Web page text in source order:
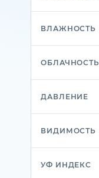
ВЛАЖНОСТЬ
ОБЛАЧНОСТЬ
ДАВЛЕНИЕ
ВИДИМОСТЬ
УФ ИНДЕКС